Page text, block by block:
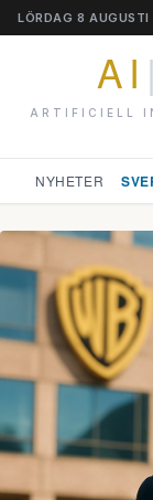
LÖRDAG 8
AI |
ARTIFICIELL
NYHETER